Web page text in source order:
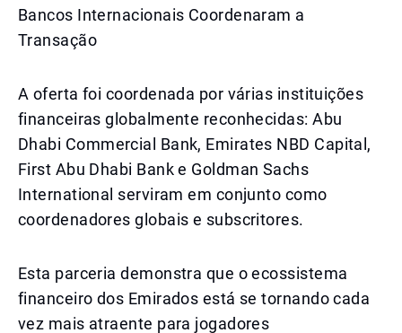
Bancos Internacionais Coordenaram a
Transação
A oferta foi coordenada por várias instituições
financeiras globalmente reconhecidas: Abu
Dhabi Commercial Bank, Emirates NBD Capital,
First Abu Dhabi Bank e Goldman Sachs
International serviram em conjunto como
coordenadores globais e subscritores.
Esta parceria demonstra que o ecossistema
financeiro dos Emirados está se tornando cada
vez mais atraente para jogadores